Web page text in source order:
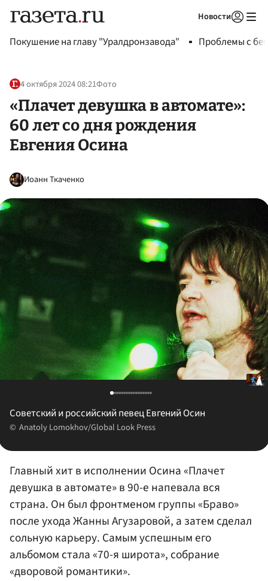
Новости
Покушение на главу "Уралдронзавода" Проблемы с
4 октября 2024 08:21Фото
«Плачет девушка в автомате»:
60 лет со дня рождения
Евгения Осина
Иоанн Ткаченко
Советский и российский певец Евгений Осин
Anatoly Lomokhov/Global Look Press
Главный хит в исполнении Осина «Плачет
девушка в автомате» в 90-е напевала вся
страна. Он был фронтменом группы «Браво»
после ухода Жанны Агузаровой, а затем сделал
сольную карьеру. Самым успешным его
альбомом стала «70-я широта», собрание
«дворовой романтики».